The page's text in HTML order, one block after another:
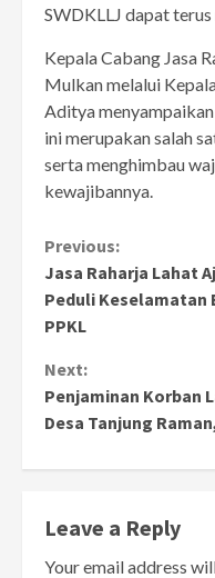
SWDKLLJ dapat
Kepala Cabang Jasa
Mulkan melalui
Aditya
ini merupakan salah
serta menghimbau
kewajibannya.
Continue
Reading
Previous:
Jasa Raharja Lahat
Peduli Keselamatan
PPKL
Next:
Penjaminan Korban
Desa Tanjung
Leave a Reply
Your email address